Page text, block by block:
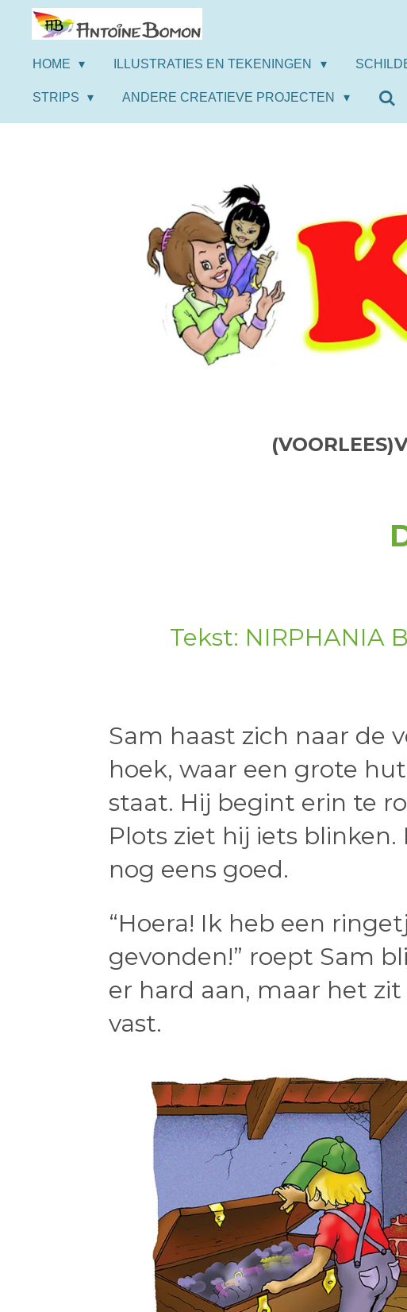
direct
hoofdinhoud
HOME ILLUSTRATIES EN TEKENINGEN
STRIPS ANDERE CREATIEVE PROJECTEN
Tekst: NIRPHANIA
Sam haast zich naar de
hoek, waar een grote
staat. Hij begint erin te
Plots ziet hij iets blinken.
nog eens goed.
“Hoera! Ik heb een
gevonden!” roept Sam
er hard aan, maar het zit
vast.